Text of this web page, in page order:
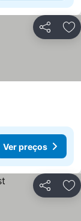
Partilhar
Ver preços
Partilhar